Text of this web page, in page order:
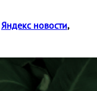
Яндекс новости,